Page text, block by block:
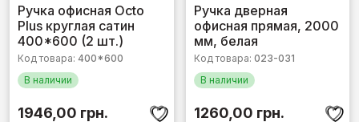
Оценка
0
из
5
Ручка офисная Octo
Plus круглая сатин
400*600 (2 шт.)
Код товара: 400*600
В наличии
1946,00 грн.
Оценка
0
из
Ручка дверная
офисная прямая, 2000
мм, белая
Код товара: 023-031
В наличии
1260,00 грн.